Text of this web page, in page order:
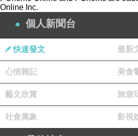
故事的背景設定在70年代，一群生
Online Inc.
個人新聞台
快速發文 最新
心情雜記 美食
藝文欣賞 旅遊
社會萬象 影視